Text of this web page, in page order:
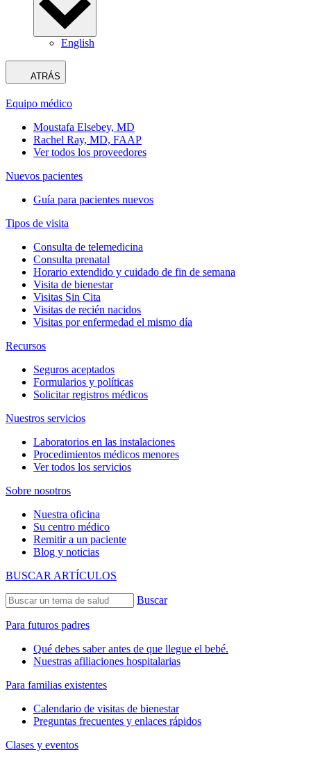
English
ATRÁS
Equipo médico
Moustafa Elsebey, MD
Rachel Ray, MD, FAAP
Ver todos los proveedores
Nuevos pacientes
Guía para pacientes nuevos
Tipos de visita
Consulta de telemedicina
Consulta prenatal
Horario extendido y cuidado de fin de semana
Visita de bienestar
Visitas Sin Cita
Visitas de recién nacidos
Visitas por enfermedad el mismo día
Recursos
Seguros aceptados
Formularios y políticas
Solicitar registros médicos
Nuestros servicios
Laboratorios en las instalaciones
Procedimientos médicos menores
Ver todos los servicios
Sobre nosotros
Nuestra oficina
Su centro médico
Remitir a un paciente
Blog y noticias
BUSCAR ARTÍCULOS
Buscar
Para futuros padres
Qué debes saber antes de que llegue el bebé.
Nuestras afiliaciones hospitalarias
Para familias existentes
Calendario de visitas de bienestar
Preguntas frecuentes y enlaces rápidos
Clases y eventos